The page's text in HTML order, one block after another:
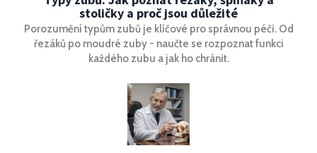
stoličky a proč jsou důležité
Porozumění typům zubů je klíčové pro správnou péči. Od
řezáků po moudré zuby - naučte se rozpoznat funkci
každého zubu a jak ho chránit.